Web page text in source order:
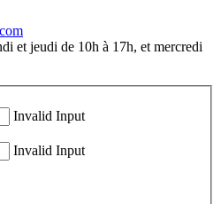
et jeudi de 10h à 17h, et mercredi
Invalid Input
Invalid Input